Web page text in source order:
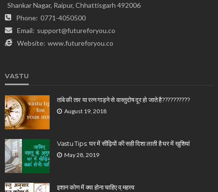
Shankar Nagar, Raipur, Chhattisgarh 492006
Phone: 0771-4050500
Email: support@futureforyou.co
Website: www.futureforyou.co
VASTU
तांबे की तार या रत्न गाड़ने से वास्तुदोष दूर हो जाते है??????????
August 19, 2018
Vastu Tips: घर में सीढ़ियों की सही दिशा लाती है घर में खुशियां
May 28, 2019
इशान कोण में क्या होना चाहिए व् महत्त्व